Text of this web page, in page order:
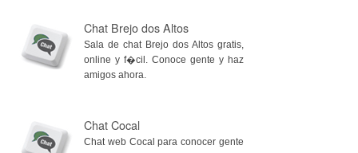
Chat Brejo dos Altos
Sala de chat Brejo dos Altos gratis,
online y f�cil. Conoce gente y haz
amigos ahora.
Chat Cocal
Chat web Cocal para conocer gente